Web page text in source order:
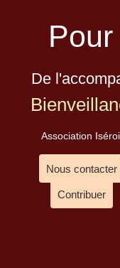
De
Association
Nous contacter
Contribuer